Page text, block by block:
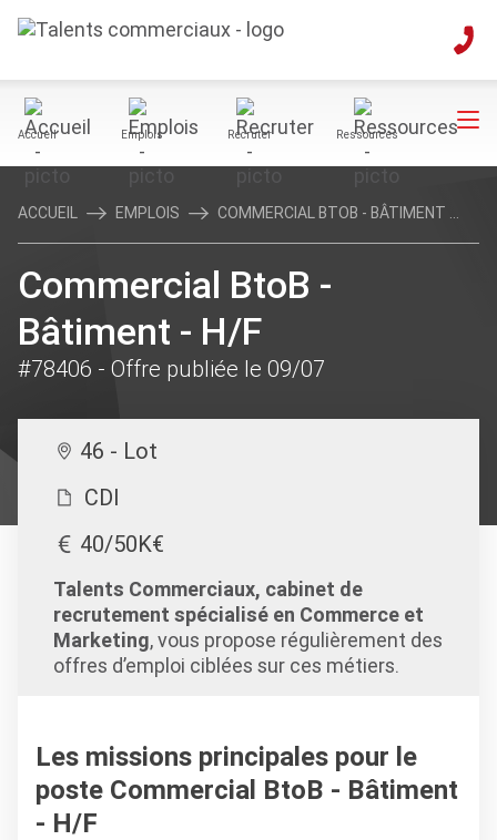
Accueil Emplois Recruter Ressources
ACCUEIL EMPLOIS COMMERCIAL BTOB - BÂTIMENT ...
Commercial BtoB -
Bâtiment - H/F
#78406 - Offre publiée le 09/07
46 - Lot
CDI
40/50K€
Talents Commerciaux, cabinet de
recrutement spécialisé en Commerce et
Marketing, vous propose régulièrement des
offres d’emploi ciblées sur ces métiers.
Les missions principales pour le
poste Commercial BtoB - Bâtiment
- H/F